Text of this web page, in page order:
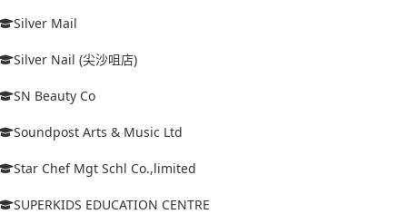
Silver Mail
Silver Nail (尖沙咀店)
SN Beauty Co
Soundpost Arts & Music Ltd
Star Chef Mgt Schl Co.,limited
SUPERKIDS EDUCATION CENTRE